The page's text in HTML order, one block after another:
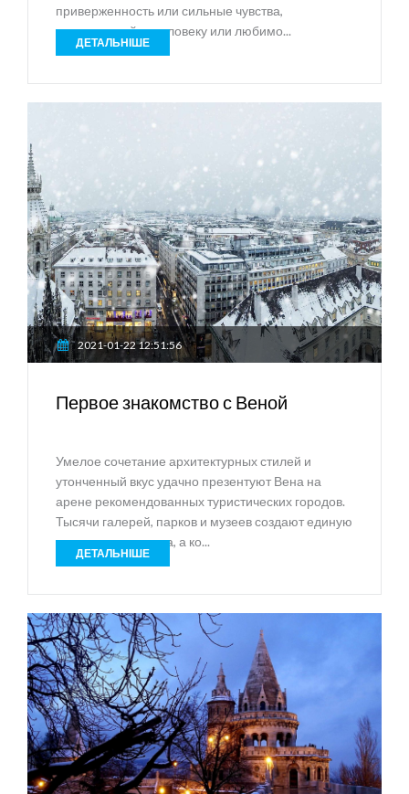
приверженность или сильные чувства,
понравившейся человеку или любимо...
ДЕТАЛЬНІШЕ
2021-01-22 12:51:56
Первое знакомство с Веной
Умелое сочетание архитектурных стилей и
утонченный вкус удачно презентуют Вена на
арене рекомендованных туристических городов.
Тысячи галерей, парков и музеев создают единую
композицию города, а ко...
ДЕТАЛЬНІШЕ